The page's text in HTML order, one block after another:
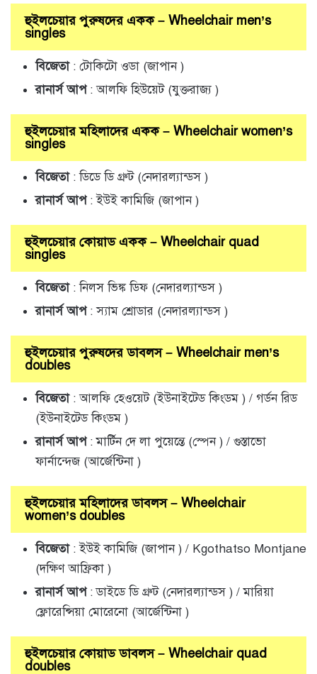
হুইলচেয়ার পুরুষদের একক – Wheelchair men’s
singles
বিজেতা : টোকিটো ওডা (জাপান )
রানার্স আপ: আলফি হিউয়েট (যুক্তরাজ্য )
হুইলচেয়ার মহিলাদের একক – Wheelchair women’s
singles
বিজেতা : ডিডে ডি গ্রুট (নেদারল্যান্ডস )
রানার্স আপ: ইউই কামিজি (জাপান )
হুইলচেয়ার কোয়াড একক – Wheelchair quad
singles
বিজেতা : নিলস ভিঙ্ক ডিফ (নেদারল্যান্ডস )
রানার্স আপ: স্যাম শ্রোডার (নেদারল্যান্ডস )
হুইলচেয়ার পুরুষদের ডাবলস – Wheelchair men’s
doubles
বিজেতা : আলফি হেওয়েট (ইউনাইটেড কিংডম ) / গর্ডন রিড
(ইউনাইটেড কিংডম )
রানার্স আপ: মার্টিন দে লা পুয়েন্তে (স্পেন ) / গুস্তাভো
ফার্নান্দেজ (আর্জেন্টিনা )
হুইলচেয়ার মহিলাদের ডাবলস – Wheelchair
women’s doubles
বিজেতা : ইউই কামিজি (জাপান ) / Kgothatso Montjane
(দক্ষিণ আফ্রিকা )
রানার্স আপ: ডাইডে ডি গ্রুট (নেদারল্যান্ডস ) / মারিয়া
ফ্লোরেন্সিয়া মোরেনো (আর্জেন্টিনা )
হুইলচেয়ার কোয়াড ডাবলস – Wheelchair quad
doubles